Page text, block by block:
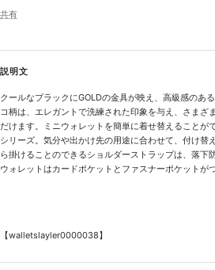
共有
説明文
クールなブラックにGOLDの金具が映え、高級感のあ
コ柄は、エレガントで洗練された印象を与え、さまざ
だけます。ミニウォレットを簡単に着せ替えることが
シリーズ。気分や出かけ先の用途に合わせて、付け替
ら掛けることのできるショルダーストラップは、落下
ウォレットはカードポケットとファスナーポケットが
【walletslayler0000038】